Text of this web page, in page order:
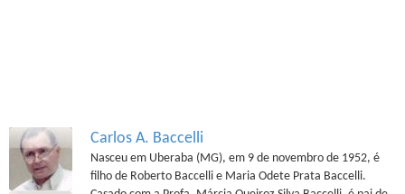
Carlos A. Baccelli
Nasceu em Uberaba (MG), em 9 de novembro de 1952, é
filho de Roberto Baccelli e Maria Odete Prata Baccelli.